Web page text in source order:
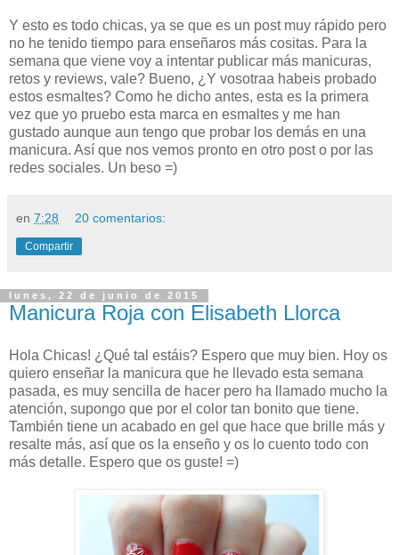
Y esto es todo chicas, ya se que es un post muy rápido pero
no he tenido tiempo para enseñaros más cositas. Para la
semana que viene voy a intentar publicar más manicuras,
retos y reviews, vale? Bueno, ¿Y vosotraa habeis probado
estos esmaltes? Como he dicho antes, esta es la primera
vez que yo pruebo esta marca en esmaltes y me han
gustado aunque aun tengo que probar los demás en una
manicura. Así que nos vemos pronto en otro post o por las
redes sociales. Un beso =)
en 7:28 20 comentarios:
Compartir
lunes, 22 de junio de 2015
Manicura Roja con Elisabeth Llorca
Hola Chicas! ¿Qué tal estáis? Espero que muy bien. Hoy os
quiero enseñar la manicura que he llevado esta semana
pasada, es muy sencilla de hacer pero ha llamado mucho la
atención, supongo que por el color tan bonito que tiene.
También tiene un acabado en gel que hace que brille más y
resalte más, así que os la enseño y os lo cuento todo con
más detalle. Espero que os guste! =)